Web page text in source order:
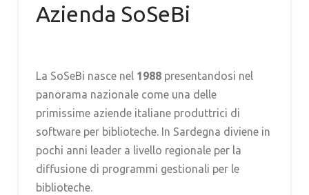
Azienda SoSeBi
La SoSeBi nasce nel 1988presentandosi nel
panorama nazionale come una delle
primissime aziende italiane produttrici di
software per biblioteche. In Sardegna diviene in
pochi anni leader a livello regionale per la
diffusione di programmi gestionali per le
biblioteche.